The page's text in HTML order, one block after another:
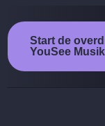
Start de
YouSee Musik